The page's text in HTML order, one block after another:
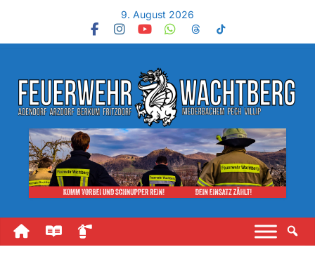
9. August 2026